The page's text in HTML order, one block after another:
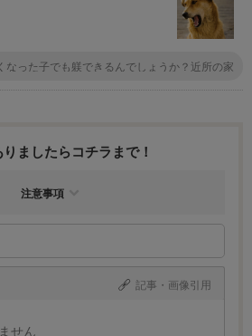
なった子でも躾できるんでしょうか？近所の家
でいて…。
ましたらコチラまで！
注意事項
記事・画像引用